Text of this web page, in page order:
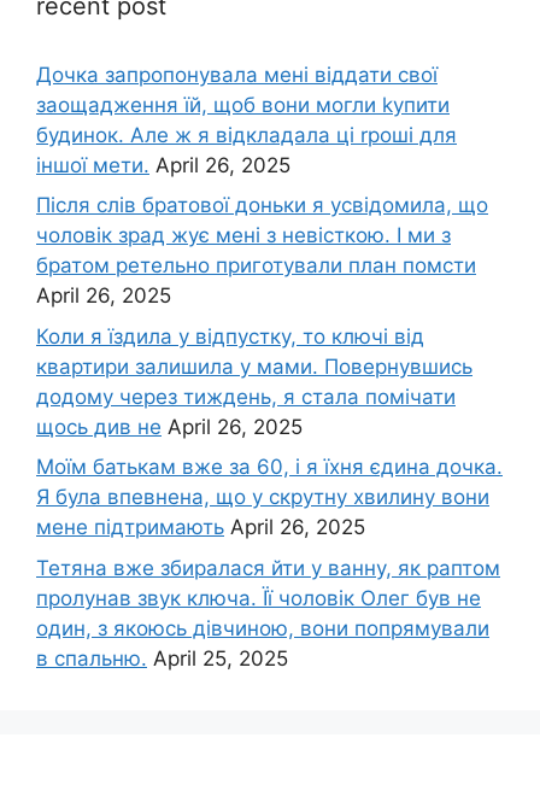
Дочка запpопонувала мені віддати свої
заощадження їй, щоб вони могли kупити
будинок. Але ж я відкладала ці rроші для
іншої мети. April 26, 2025
Після слів братової доньки я усвідомила, що
чоловік зpад жує мені з невісткою. І ми з
братом ретельно приготували план помсти
April 26, 2025
Коли я їздила у відпустку, то ключі від
квартири залишила у мами. Повернувшись
додому через тиждень, я стала помічати
щось див не April 26, 2025
Моїм батькам вже за 60, і я їхня єдина дочка.
Я була впевнена, що у скрутну хвилину вони
мене підтримають April 26, 2025
Тетяна вже збиралася йти у ванну, як раптом
пролунав звук ключа. Її чоловік Олег був не
один, з якоюсь дівчиною, вони попрямували
в спальню. April 25, 2025